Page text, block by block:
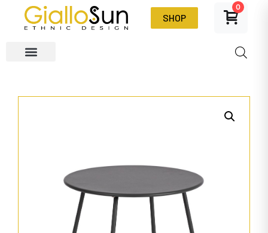
SHOP
0